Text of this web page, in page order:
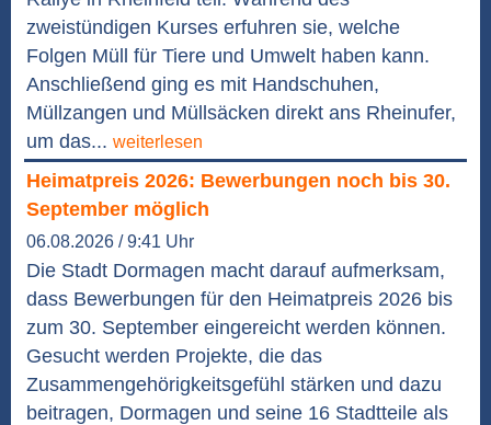
zweistündigen Kurses erfuhren sie, welche
Folgen Müll für Tiere und Umwelt haben kann.
Anschließend ging es mit Handschuhen,
Müllzangen und Müllsäcken direkt ans Rheinufer,
um das... weiterlesen
Heimatpreis 2026: Bewerbungen noch bis 30.
September möglich
06.08.2026 / 9:41 Uhr
Die Stadt Dormagen macht darauf aufmerksam,
dass Bewerbungen für den Heimatpreis 2026 bis
zum 30. September eingereicht werden können.
Gesucht werden Projekte, die das
Zusammengehörigkeitsgefühl stärken und dazu
beitragen, Dormagen und seine 16 Stadtteile als